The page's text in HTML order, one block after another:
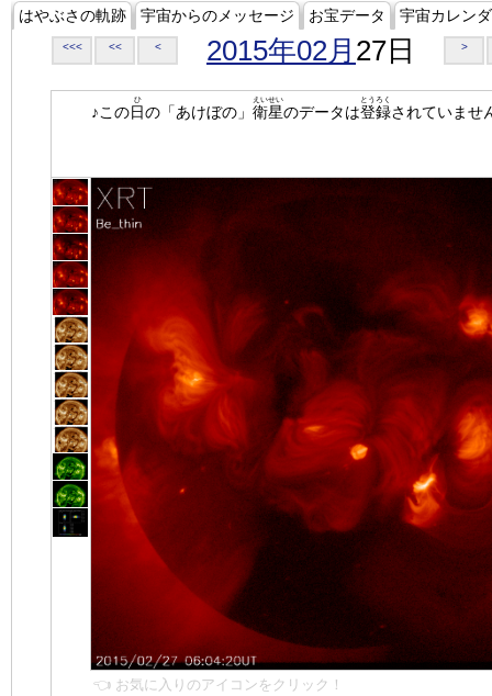
はやぶさの軌跡 宇宙からのメッセージ お宝データ 宇宙カレン
<<< << < 2015年02月 27日 >
♪この日
ひ
の「あけぼの」 衛星
えいせい
のデータは登録
とうろく
されていませ
👈 お気に入りのアイコンをクリック！